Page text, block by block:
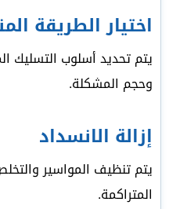
اختيار الطريقة
يتم تحديد أسلوب التسليك
وحجم المشكلة.
إزالة الانسداد
يتم تنظيف المواسير
المتراكمة.